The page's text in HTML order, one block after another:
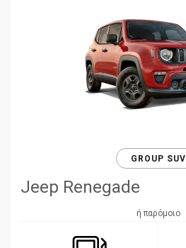
GROUP SUV
Jeep Renegade
ή παρόμοιο